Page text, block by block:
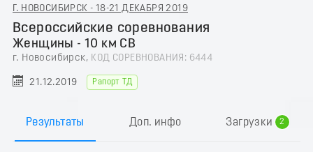
Г. НОВОСИБИРСК - 18-21 ДЕКАБРЯ 2019
Всероссийские соревнования
Женщины - 10 км СВ
г. Новосибирск, КОД СОРЕВНОВАНИЯ: 6444
21.12.2019 Рапорт ТД
Результаты Доп. инфо Загрузки
2